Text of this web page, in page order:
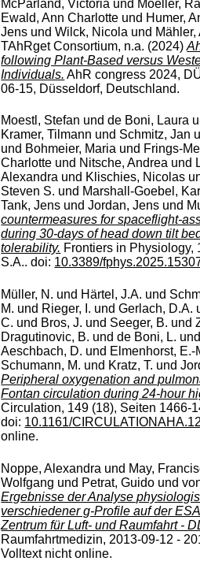
McParland, Victoria und Moeller,
Ewald, Ann Charlotte und Humer,
Jens undWilck, Nicola und Mähler,
TAhRget Consortium, n.a. (2024)
following Plant-Based versus
Individuals. AhR congress 2024,
06-15, Düsseldorf, Deutschland.
Moestl, Stefan undde Boni, Laura
Kramer, Tilmann und Schmitz, Jan
und Bohmeier, Maria und Frings-
Charlotte und Nitsche, Andrea und
Alexandra und Klischies, Nicolas
Steven S. und Marshall-Goebel,
Tank, Jens undJordan, Jens und
countermeasures for spaceflight-
during 30-days of head down tilt
tolerability. Frontiers in Physiology,
S.A.. doi: 10.3389/
Müller, N. und Härtel, J.A. und
M. und Rieger, I. undGerlach, D.A.
C. und Bros, J. und Seeger, B. und
Dragutinovic, B. undde Boni, L.
Aeschbach, D. und Elmenhorst, E.-
Schumann, M. und Kratz, T. und
Peripheral oxygenation and
Fontan circulation during 24-hour
Circulation, 149 (18), Seiten 1466-
doi: 10.1161/
online.
Noppe, Alexandra und May,
Wolfgang und Petrat, Guido und
Ergebnisse der Analyse
verschiedener g-Profile auf der
Zentrum für Luft- und Raumfahrt -
Raumfahrtmedizin, 2013-09-12 -
Volltext nicht online.